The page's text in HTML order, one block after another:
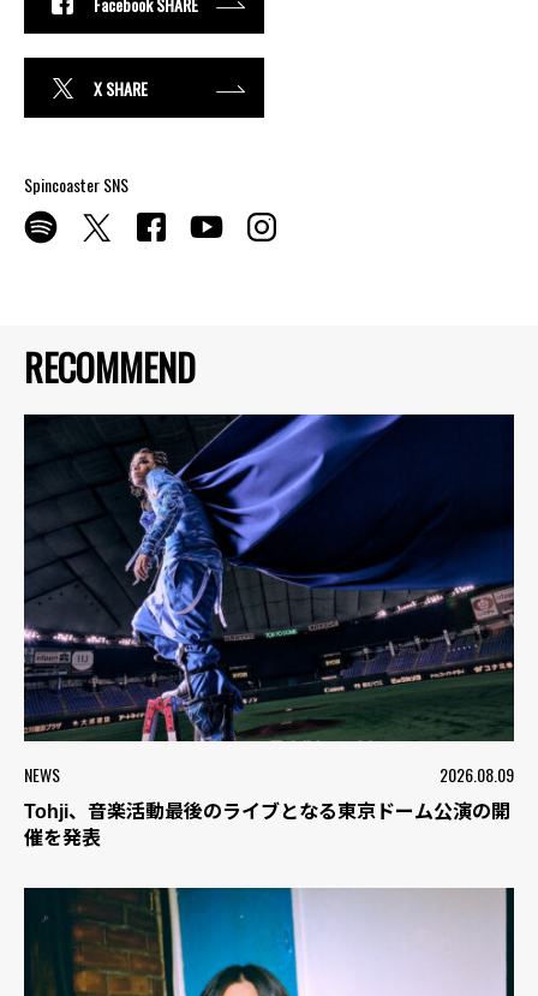
RECOMMEND
NEWS 2026.08.09
Tohji、音楽活動最後のライブとなる東京ドーム公演の開
催を発表
X SHARE
Spincoaster SNS